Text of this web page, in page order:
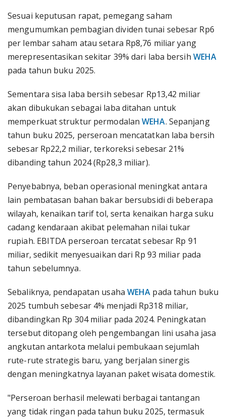
Sesuai keputusan rapat, pemegang saham
mengumumkan pembagian dividen tunai sebesar Rp6
per lembar saham atau setara Rp8,76 miliar yang
merepresentasikan sekitar 39% dari laba bersih WEHA
pada tahun buku 2025.
Sementara sisa laba bersih sebesar Rp13,42 miliar
akan dibukukan sebagai laba ditahan untuk
memperkuat struktur permodalanWEHA. Sepanjang
tahun buku 2025, perseroan mencatatkan laba bersih
sebesar Rp22,2 miliar, terkoreksi sebesar 21%
dibanding tahun 2024 (Rp28,3 miliar).
Penyebabnya, beban operasional meningkat antara
lain pembatasan bahan bakar bersubsidi di beberapa
wilayah, kenaikan tarif tol, serta kenaikan harga suku
cadang kendaraan akibat pelemahan nilai tukar
rupiah. EBITDA perseroan tercatat sebesar Rp 91
miliar, sedikit menyesuaikan dari Rp 93 miliar pada
tahun sebelumnya.
Sebaliknya, pendapatan usaha WEHA pada tahun buku
2025 tumbuh sebesar 4% menjadi Rp318 miliar,
dibandingkan Rp 304 miliar pada 2024. Peningkatan
tersebut ditopang oleh pengembangan lini usaha jasa
angkutan antarkota melalui pembukaan sejumlah
rute-rute strategis baru, yang berjalan sinergis
dengan meningkatnya layanan paket wisata domestik.
"Perseroan berhasil melewati berbagai tantangan
yang tidak ringan pada tahun buku 2025, termasuk